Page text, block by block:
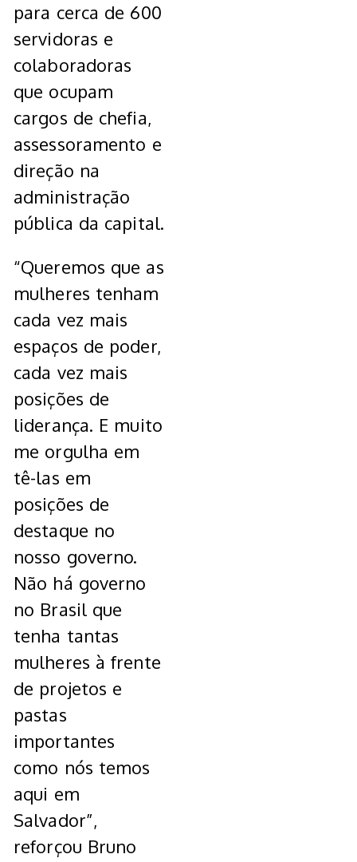
para cerca de 600
servidoras e
colaboradoras
que ocupam
cargos de chefia,
assessoramento e
direção na
administração
pública da capital.
“Queremos que as
mulheres tenham
cada vez mais
espaços de poder,
cada vez mais
posições de
liderança. E muito
me orgulha em
tê-las em
posições de
destaque no
nosso governo.
Não há governo
no Brasil que
tenha tantas
mulheres à frente
de projetos e
pastas
importantes
como nós temos
aqui em
Salvador”,
reforçou Bruno